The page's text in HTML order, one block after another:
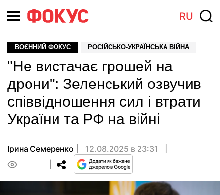
RU
ВОЄННИЙ ФОКУС РОСІЙСЬКО-УКРАЇНСЬКА ВІЙНА
"Не вистачає грошей на
дрони": Зеленський озвучив
співвідношення сил і втрати
України та РФ на війні
Ірина Семеренко
12.08.2025 в 23:31